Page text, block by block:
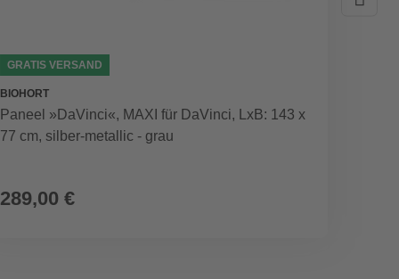
GRATIS VERSAND
BIOHORT
Paneel »DaVinci«, MAXI für DaVinci, LxB: 143 x
77 cm, silber-metallic - grau
289,00 €